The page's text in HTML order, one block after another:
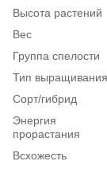
Высота растений
Вес
Группа спелости
Тип выращивания
Сорт/гибрид
Энергия
прорастания
Всхожесть